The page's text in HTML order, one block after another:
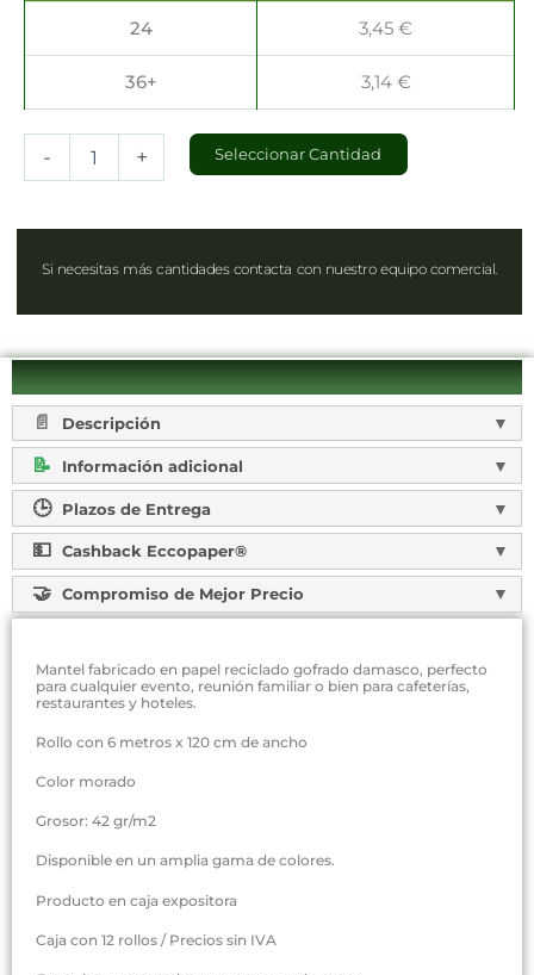
24 3,45€
36+ 3,14 €
- + Seleccionar Cantidad
Si necesitas más cantidades contacta con nuestro equipo comercial.
Descripción
Información adicional
Plazos de Entrega
Cashback Eccopaper®
Compromiso de Mejor Precio
Mantel fabricado en papel reciclado gofrado damasco, perfecto
para cualquier evento, reunión familiar o bien para cafeterías,
restaurantes y hoteles.
Rollo con 6 metros x 120 cm de ancho
Color morado
Grosor: 42 gr/m2
Disponible en un amplia gama de colores.
Producto en caja expositora
Caja con 12 rollos / Precios sin IVA